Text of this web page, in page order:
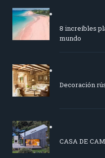
8 increíbles
mundo
Decoración
CASA DE